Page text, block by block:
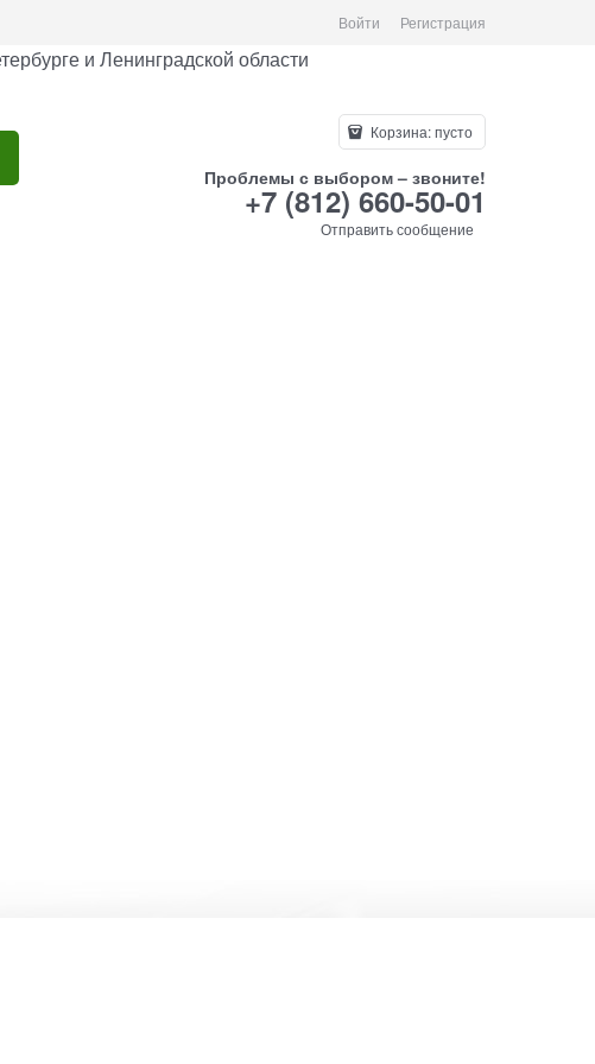
Войти Регистрация
и Ленинградской области
Корзина:пусто
Проблемы с выбором – звоните!
+7 (812) 660-50-01
Отправить сообщение